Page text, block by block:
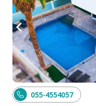
055-4554057